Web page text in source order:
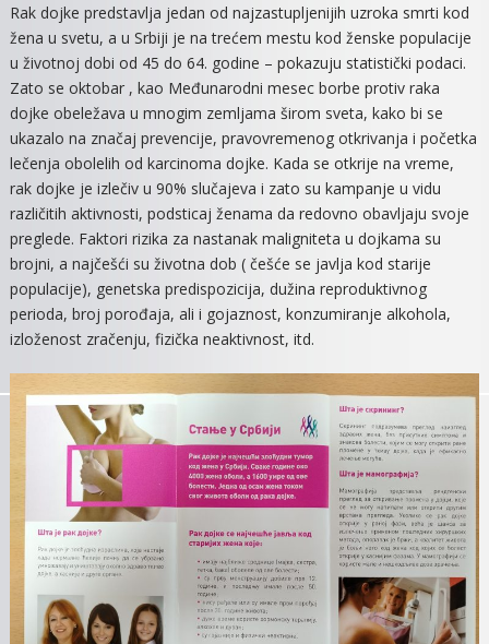
SA
PRIM.
DR.
IVIĆEM
MESECA
BORBE
PROTIV
DOJKE
Rak dojke predstavlja jedan od najzastupljenijih uzroka smrti kod
žena u svetu, a u Srbiji je na trećem mestu kod ženske populacije
u životnoj dobi od 45 do 64. godine – pokazuju statistički podaci.
Zato se oktobar , kao Međunarodni mesec borbe protiv raka
dojke obeležava u mnogim zemljama širom sveta, kako bi se
ukazalo na značaj prevencije, pravovremenog otkrivanja i početka
lečenja obolelih od karcinoma dojke. Kada se otkrije na vreme,
rak dojke je izlečiv u 90% slučajeva i zato su kampanje u vidu
različitih aktivnosti, podsticaj ženama da redovno obavljaju svoje
preglede. Faktori rizika za nastanak maligniteta u dojkama su
brojni, a najčešći su životna dob ( češće se javlja kod starije
populacije), genetska predispozicija, dužina reproduktivnog
perioda, broj porođaja, ali i gojaznost, konzumiranje alkohola,
izloženost zračenju, fizička neaktivnost, itd.